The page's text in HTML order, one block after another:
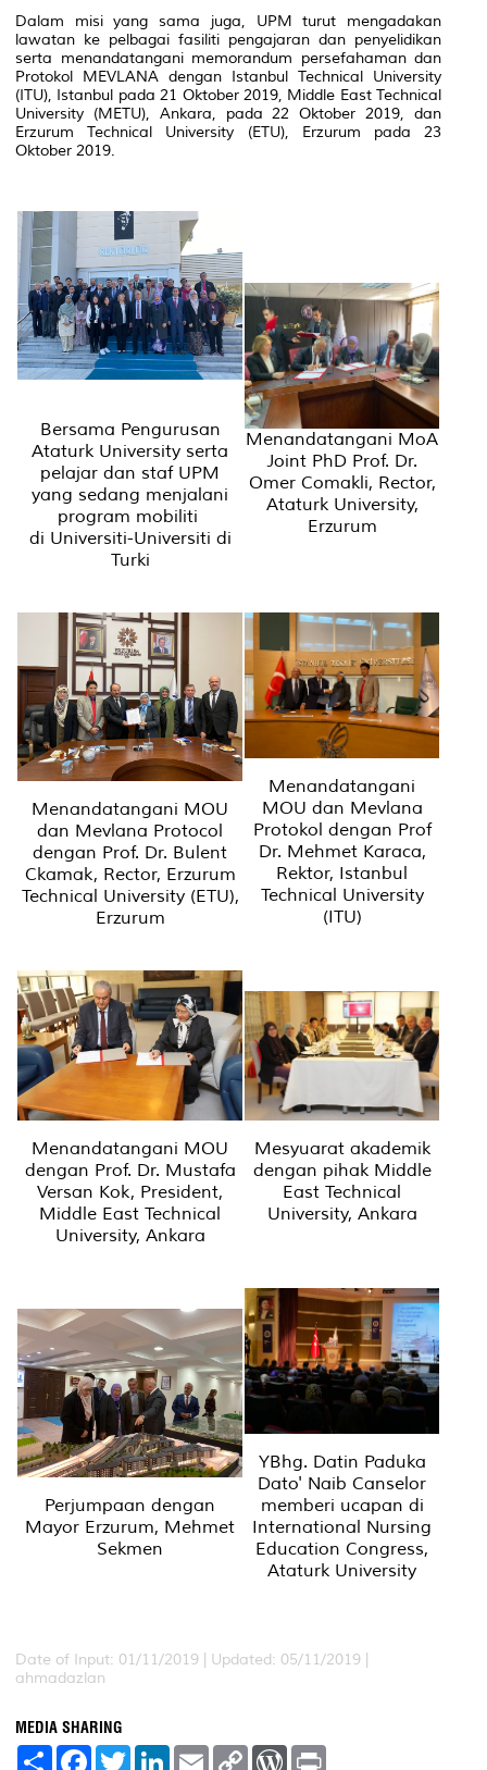
Dalam misi yang sama juga, UPM turut mengadakan
lawatan ke pelbagai fasiliti pengajaran dan penyelidikan
serta menandatangani memorandum persefahaman dan
Protokol MEVLANA dengan Istanbul Technical University
(ITU), Istanbul pada 21 Oktober 2019, Middle East Technical
University (METU), Ankara, pada 22 Oktober 2019, dan
Erzurum Technical University (ETU), Erzurum pada 23
Oktober 2019.
Bersama Pengurusan
Ataturk University serta
pelajar dan staf UPM
yang sedang menjalani
program mobiliti
di Universiti-Universiti di
Turki
Menandatangani MoA
Joint PhD Prof. Dr.
Omer Comakli, Rector,
Ataturk University,
Erzurum
Menandatangani MOU
dan Mevlana Protocol
dengan Prof. Dr. Bulent
Ckamak, Rector, Erzurum
Technical University (ETU),
Erzurum
Menandatangani
MOU dan Mevlana
Protokol dengan Prof
Dr. Mehmet Karaca,
Rektor, Istanbul
Technical University
(ITU)
Menandatangani MOU
dengan Prof. Dr. Mustafa
Versan Kok, President,
Middle East Technical
University, Ankara
Mesyuarat akademik
dengan pihak Middle
East Technical
University, Ankara
Perjumpaan dengan
Mayor Erzurum, Mehmet
Sekmen
YBhg. Datin Paduka
Dato' Naib Canselor
memberi ucapan di
International Nursing
Education Congress,
Ataturk University
Date of Input: 01/11/2019 | Updated: 05/11/2019 |
ahmadazlan
MEDIA SHARING
S
F
T
L
E
C
W